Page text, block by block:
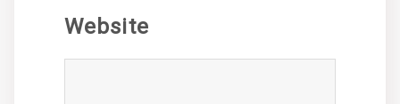
Website